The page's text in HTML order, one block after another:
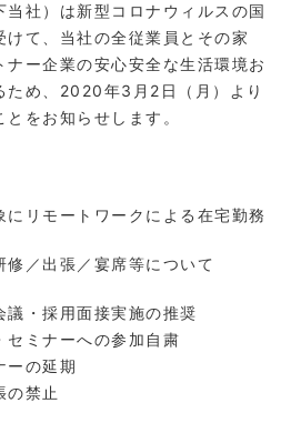
社）は新型コロナウィルスの国
けて、当社の全従業員とその家
ー企業の安心安全な生活環境お
ため、2020年3月2日（月）より
をお知らせします。
リモートワークによる在宅勤務
修／出張／宴席等について
・採用面接実施の推奨
ミナーへの参加自粛
の延期
禁止